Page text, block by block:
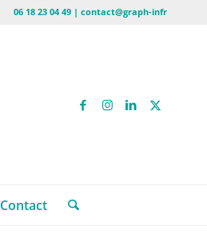
06 18 23 04 49 | contact@graph-infr
Contact